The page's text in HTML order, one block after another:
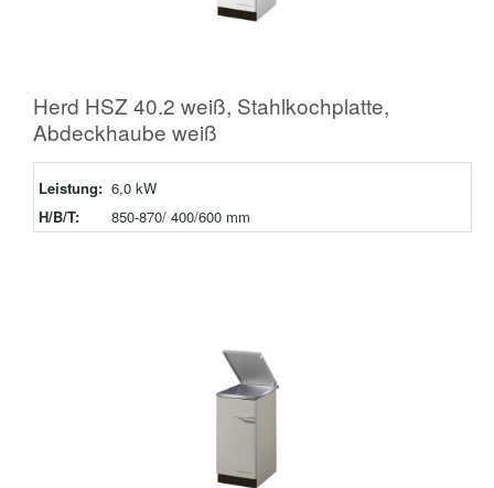
Herd HSZ 40.2 weiß, Stahlkochplatte,
Abdeckhaube weiß
Leistung: 6,0 kW
H/B/T:
850-870/ 400/600 mm